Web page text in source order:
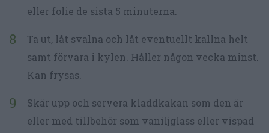
eller folie de sista 5 minuterna.
Ta ut, låt svalna och låt eventuellt kallna helt
samt förvara i kylen. Håller någon vecka minst.
Kan frysas.
Skär upp och servera kladdkakan som den är
eller med tillbehör som vaniljglass eller vispad